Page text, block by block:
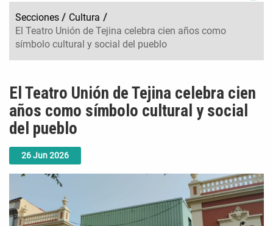
Secciones / Cultura /
El Teatro Unión de Tejina celebra cien años como
símbolo cultural y social del pueblo
26Jun2026
El Teatro Unión de Tejina celebra cien
años como símbolo cultural y social
del pueblo